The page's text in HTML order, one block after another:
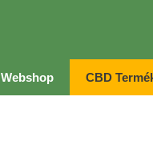
Webshop CBD